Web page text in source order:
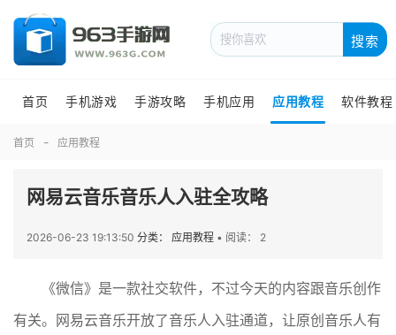
搜索
首页 手机游戏 手游攻略 手机应用 应用教程 软件教程
首页 应用教程
网易云音乐音乐人入驻全攻略
2026-06-23 19:13:50 分类： 应用教程 • 阅读： 2
《微信》是一款社交软件，不过今天的内容跟音乐创作
有关。网易云音乐开放了音乐人入驻通道，让原创音乐人有